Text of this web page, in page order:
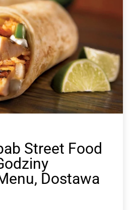
Street Food
Dostawa